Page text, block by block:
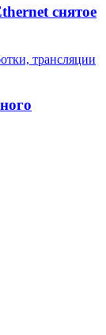
снятое
трансляции